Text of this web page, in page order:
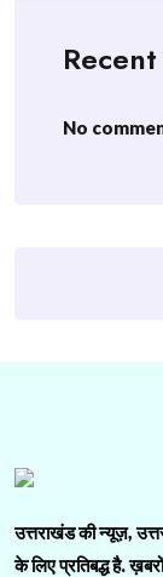
No
उत्तराखंड की न्यूज़,
के लिए प्रतिबद्ध है. ख़बरों